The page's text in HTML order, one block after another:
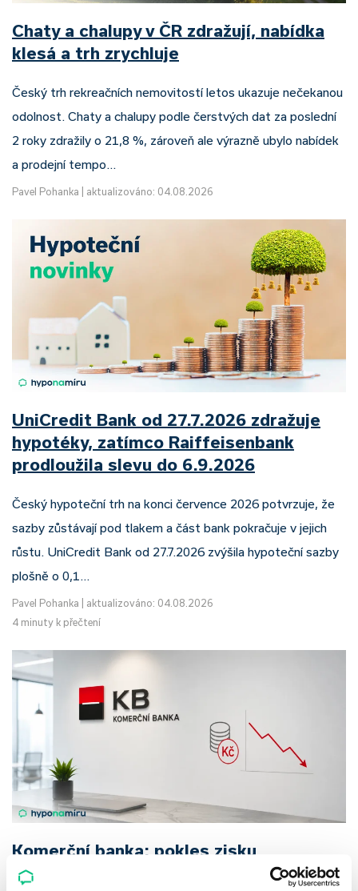
Chaty a chalupy v ČR zdražují, nabídka
klesá a trh zrychluje
Český trh rekreačních nemovitostí letos ukazuje nečekanou
odolnost. Chaty a chalupy podle čerstvých dat za poslední
2 roky zdražily o 21,8 %, zároveň ale výrazně ubylo nabídek
a prodejní tempo…
Pavel Pohanka aktualizováno: 04.08.2026
UniCredit Bank od 27.7.2026 zdražuje
hypotéky, zatímco Raiffeisenbank
prodloužila slevu do 6.9.2026
Český hypoteční trh na konci července 2026 potvrzuje, že
sazby zůstávají pod tlakem a část bank pokračuje v jejich
růstu. UniCredit Bank od 27.7.2026 zvýšila hypoteční sazby
plošně o 0,1…
Pavel Pohanka
aktualizováno: 04.08.2026
4 minuty k přečtení
Komerční banka: pokles zisku
neznamená slabší banku